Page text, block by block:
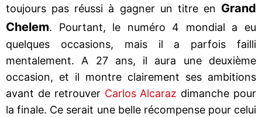
toujours pas réussi à gagner un titre en Grand
Chelem. Pourtant, le numéro 4 mondial a eu
quelques occasions, mais il a parfois failli
mentalement. A 27 ans, il aura une deuxième
occasion, et il montre clairement ses ambitions
avant de retrouver Carlos Alcaraz dimanche pour
la finale. Ce serait une belle récompense pour celui